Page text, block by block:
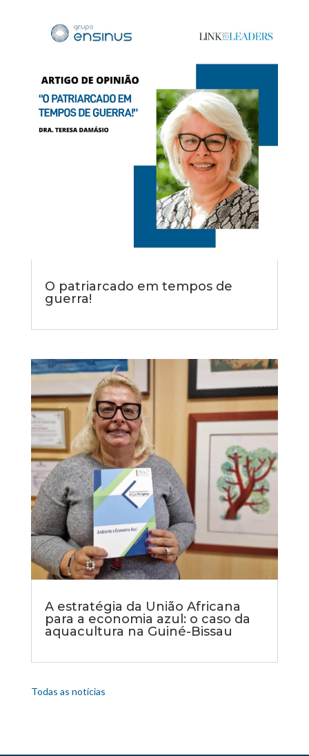
O patriarcado em tempos de
guerra!
A estratégia da União Africana
para a economia azul: o caso da
aquacultura na Guiné-Bissau
Todas as notícias